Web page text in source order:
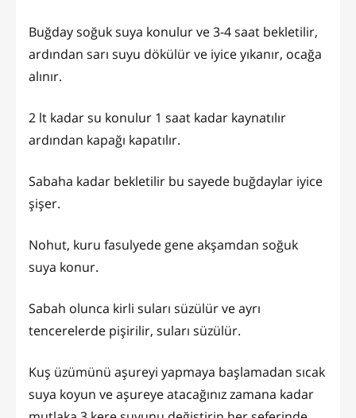
Buğday soğuk suya konulur ve 3-4 saat bekletilir,
ardından sarı suyu dökülür ve iyice yıkanır, ocağa
alınır.
2 lt kadar su konulur 1 saat kadar kaynatılır
ardından kapağı kapatılır.
Sabaha kadar bekletilir bu sayede buğdaylar iyice
şişer.
Nohut, kuru fasulyede gene akşamdan soğuk
suya konur.
Sabah olunca kirli suları süzülür ve ayrı
tencerelerde pişirilir, suları süzülür.
Kuş üzümünü aşureyi yapmaya başlamadan sıcak
suya koyun ve aşureye atacağınız zamana kadar